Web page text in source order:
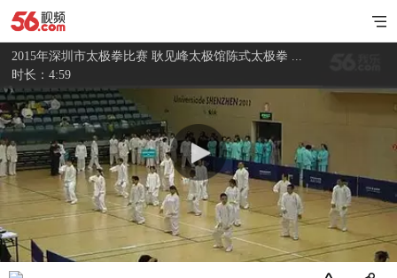
2015年深圳市太极拳比赛 耿见峰太极馆陈式太极拳 ...
时长：4:59